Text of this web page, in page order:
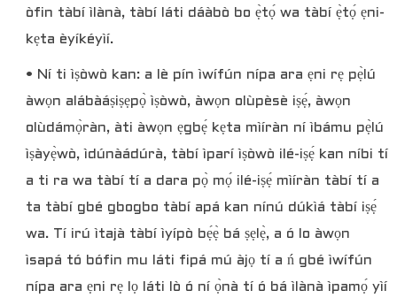
òfin tàbí ìlànà, tàbí láti dáàbò bo ẹ̀tọ́ wa tàbí ẹ̀tọ́ ẹni-
kẹta èyíkéyìí.
• Ní ti ìṣòwò kan: a lè pín ìwífún nípa ara ẹni rẹ pẹ̀lú
àwọn alábàáṣiṣẹpọ̀ ìṣòwò, àwọn olùpèsè iṣẹ́, àwọn
olùdámọ̀ràn, àti àwọn ẹgbẹ́ kẹta mìíràn ní ìbámu pẹ̀lú
ìṣàyẹ̀wò, ìdúnàádúrà, tàbí ìparí ìṣòwò ilé-iṣẹ́ kan níbi tí
a ti ra wa tàbí tí a dara pọ̀ mọ́ ilé-iṣẹ́ mìíràn tàbí tí a
ta tàbí gbé gbogbo tàbí apá kan nínú dúkìá tàbí iṣẹ́
wa. Tí irú ìtajà tàbí ìyípò bẹ́ẹ̀ bá ṣẹlẹ̀, a ó lo àwọn
ìsapá tó bófin mu láti fipá mú àjọ tí a ń gbé ìwífún
nípa ara ẹni rẹ lọ láti lò ó ní ọ̀nà tí ó bá ìlànà ìpamọ́ yìí